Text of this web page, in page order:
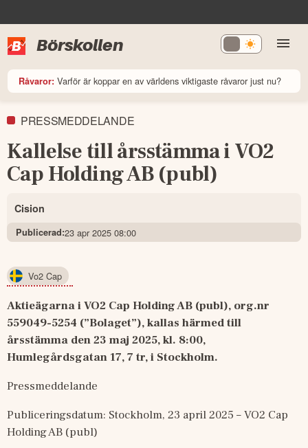
Börskollen
Råvaror: Varför är koppar en av världens viktigaste råvaror just nu?
PRESSMEDDELANDE
Kallelse till årsstämma i VO2
Cap Holding AB (publ)
Cision
Publicerad:23 apr 2025 08:00
Vo2 Cap
Aktieägarna i VO2 Cap Holding AB (publ), org.nr
559049-5254 (”Bolaget”), kallas härmed till
årsstämma den 23 maj 2025, kl. 8:00,
Humlegårdsgatan 17, 7 tr, i Stockholm.
Pressmeddelande
Publiceringsdatum: Stockholm, 23 april 2025 –VO2 Cap
Holding AB (publ)